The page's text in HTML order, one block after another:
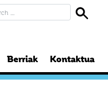
Berriak Kontaktua